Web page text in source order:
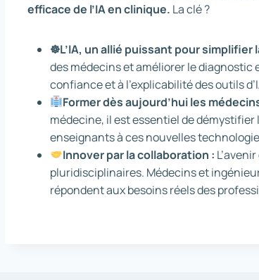
efficace de l’IA en clinique. La clé ?
☸︎L’IA, un allié puissant pour simplifier
des médecins et améliorer le diagnostic
confiance et à l’explicabilité des outils
Former dès aujourd’hui les
médecine, il est essentiel de démystifier
enseignants à ces nouvelles
Innover par la collaboration :
pluridisciplinaires. Médecins et
répondent aux besoins réels des